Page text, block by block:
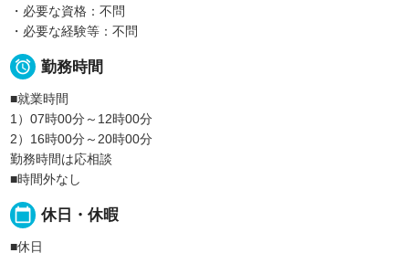
・必要な資格：不問
・必要な経験等：不問
 勤務時間
■就業時間
1）07時00分～12時00分
2）16時00分～20時00分
勤務時間は応相談
■時間外なし
calendar_today 休日・休暇
■休日